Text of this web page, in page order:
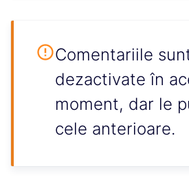
Comentariile
dezactivate în
moment, dar le
cele anterioare.